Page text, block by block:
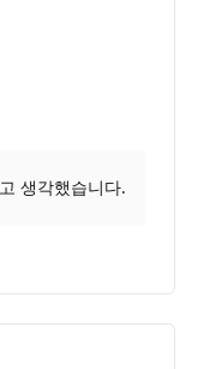
생각했습니다.